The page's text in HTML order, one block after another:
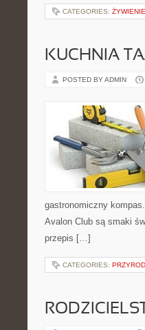
CATEGORIES:
KUCHNIA
POSTED BY ADMIN
gastronomiczny
Avalon Club są smaki
przepis […]
CATEGORIES: